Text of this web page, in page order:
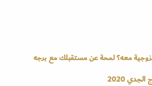
معه؟ لمحة عن مستقبلك مع برجه
2020